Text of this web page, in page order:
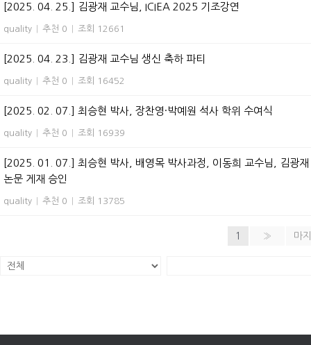
[2025. 04. 25.] 김광재 교수님, ICIEA 2025 기조강연
quality 추천 0 조회 12661
[2025. 04. 23.] 김광재 교수님 생신 축하 파티
quality 추천 0 조회 16452
[2025. 02. 07.] 최승현 박사, 장찬영·박예원 석사 학위 수여식
quality 추천 0 조회 16939
[2025. 01. 07.] 최승현 박사, 배영목 박사과정, 이동희 교수님, 김
논문 게재 승인
quality 추천 0 조회 13785
1 » 마